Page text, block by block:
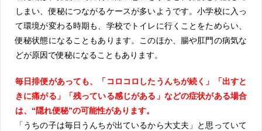
しまい、便秘につながるケースが多いようです。小学校に入っ
て環境が変わる時期も、学校でトイレに行くことをためらい、
便秘状態になることもあります。このほか、腸や肛門の病気な
どが原因で便秘になることもあります。
毎日排便があっても、「コロコロしたうんちが続く」「出すと
きに痛がる」「残っている感じがある」などの症状がある場合
は、“隠れ便秘”の可能性があります。
「うちの子は毎日うんちが出ているから大丈夫」と思っていて